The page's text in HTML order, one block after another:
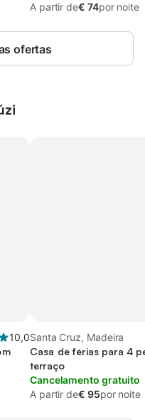
A partir de€ 74por noite
ofertas
10,0Santa Cruz, Madeira
Casa de férias para 4
terraço
Cancelamento gratuito
A partir de€ 95por noite